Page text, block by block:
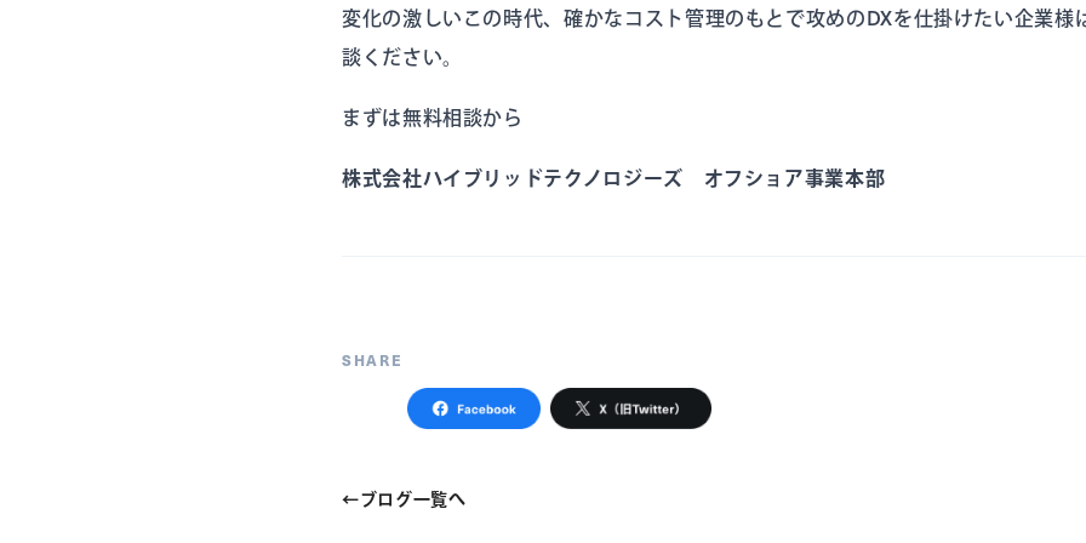
変化の激しいこの時代、確かなコスト管理のもとで攻めのDXを仕掛けたい企業様
談ください。
まずは無料相談から
株式会社ハイブリッドテクノロジーズ オフショア事業本部
SHARE
←ブログ一覧へ